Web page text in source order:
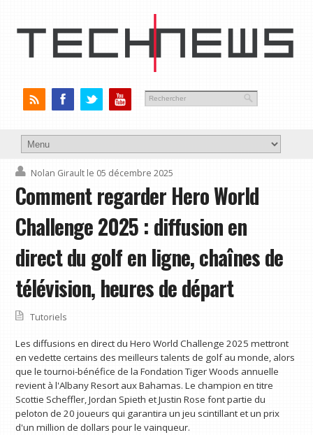
Nolan Girault le 05 décembre 2025
Comment regarder Hero World
Challenge 2025 : diffusion en
direct du golf en ligne, chaînes de
télévision, heures de départ
Tutoriels
Les diffusions en direct du Hero World Challenge 2025 mettront
en vedette certains des meilleurs talents de golf au monde, alors
que le tournoi-bénéfice de la Fondation Tiger Woods annuelle
revient à l'Albany Resort aux Bahamas. Le champion en titre
Scottie Scheffler, Jordan Spieth et Justin Rose font partie du
peloton de 20 joueurs qui garantira un jeu scintillant et un prix
d'un million de dollars pour le vainqueur.